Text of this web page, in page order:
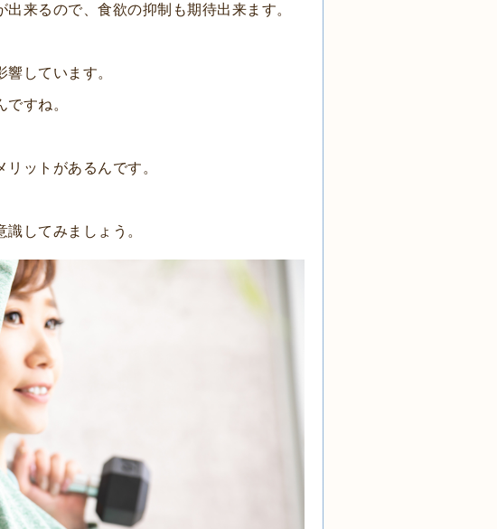
来るので、食欲の抑制も期待出来ます。
しています。
すね。
ットがあるんです。
してみましょう。